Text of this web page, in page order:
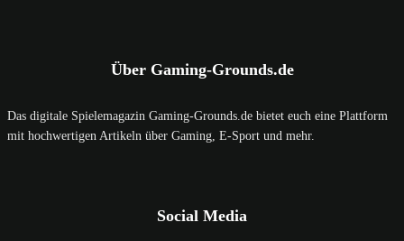
Über Gaming-Grounds.de
Das digitale Spielemagazin Gaming-Grounds.de bietet euch eine Plattform
mit hochwertigen Artikeln über Gaming, E-Sport und mehr.
Social Media